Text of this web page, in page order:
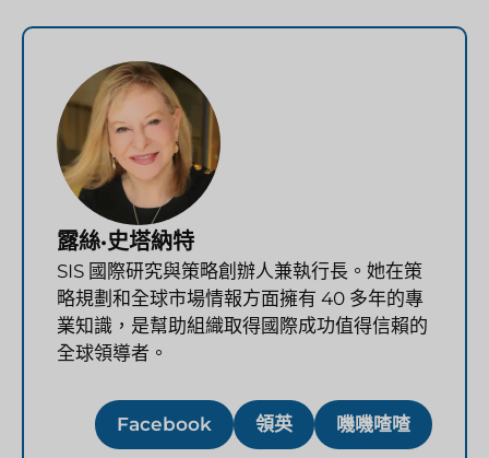
露絲·史塔納特
SIS 國際研究與策略創辦人兼執行長。她在策
略規劃和全球市場情報方面擁有 40 多年的專
業知識，是幫助組織取得國際成功值得信賴的
全球領導者。
Facebook 領英 嘰嘰喳喳